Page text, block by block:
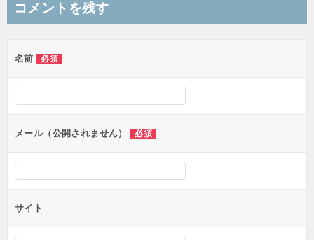
ビ
ー
シ
ン
コメントを残す
名前 必須
メール（公開されません） 必須
サイト